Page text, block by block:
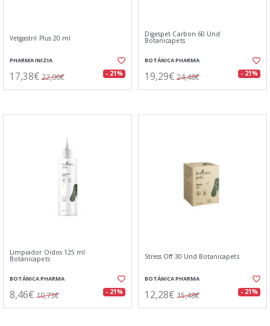
Vetgastril Plus 20 ml
PHARMA INIZIA
17,38€ 22,06€ - 21%
Digespet Carbon 60 Und
Botanicapets
BOTÁNICA PHARMA
19,29€ 24,48€ - 21%
Limpiador Oidos 125 ml
Botanicapets
BOTÁNICA PHARMA
8,46€ 10,73€ - 21%
Stress Off 30 Und Botanicapets
BOTÁNICA PHARMA
12,28€ 15,48€ - 21%